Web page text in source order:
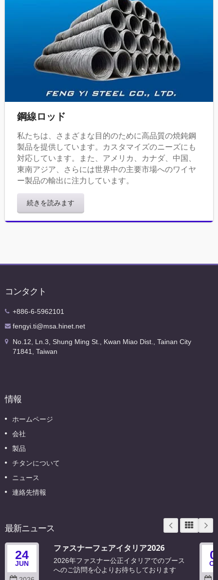
鋼線ロッド
私たちは、さまざまな目的のために高品質の焼鈍鋼
製品を提供しています。カスタマイズのニーズにも
対応しています。また、アメリカ、カナダ、中国、
東南アジア、さらには世界中の主要市場へのワイヤ
ー製品の輸出に注力しています。
続きを読みます
コンタクト
+886-6-5962101
fengyi.ti@msa.hinet.net
No.12, Ln.3, Shung Ming St., Kwan Miao Dist., Tainan City
71841, Taiwan
情報
ホームページ
会社
製品
チタンについて
ニュース
連絡先情報
最新ニュース
24
JUN
ファスナーフェアイタリア2026
2026年ファスナー公正イタリアでのブース
へのご訪問を心よりお待ちしております